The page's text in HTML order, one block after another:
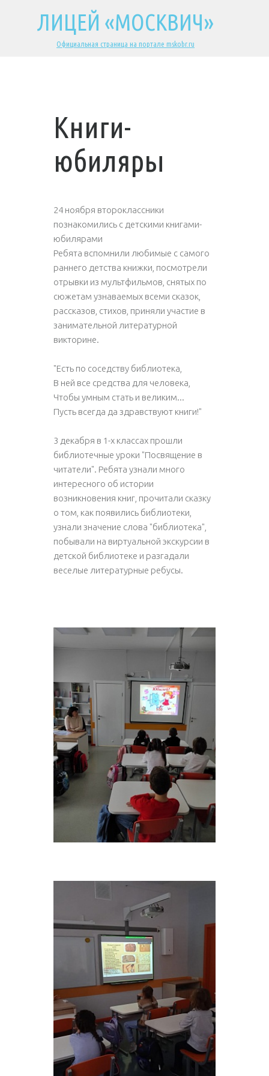
ЛИЦЕЙ «МОСКВИЧ»
Официальная страница на портале mskobr.ru
Книги-
юбиляры
24 ноября второклассники
познакомились с детскими книгами-
юбилярами
Ребята вспомнили любимые с самого
раннего детства книжки, посмотрели
отрывки из мультфильмов, снятых по
сюжетам узнаваемых всеми сказок,
рассказов, стихов, приняли участие в
занимательной литературной
викторине.
"Есть по соседству библиотека,
В ней все средства для человека,
Чтобы умным стать и великим...
Пусть всегда да здравствуют книги!"
3 декабря в 1-х классах прошли
библиотечные уроки "Посвящение в
читатели". Ребята узнали много
интересного об истории
возникновения книг, прочитали сказку
о том, как появились библиотеки,
узнали значение слова "библиотека",
побывали на виртуальной экскурсии в
детской библиотеке и разгадали
веселые литературные ребусы.